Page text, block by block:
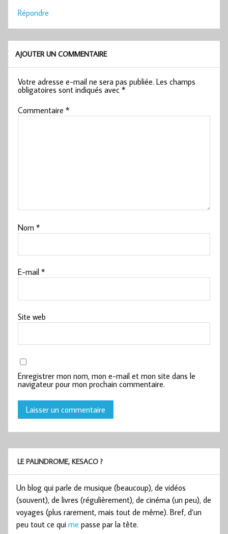
Répondre
AJOUTER UN COMMENTAIRE
Votre adresse e-mail ne sera pas publiée. Les champs
obligatoires sont indiqués avec*
Commentaire*
Nom*
E-mail*
Site web
Enregistrer mon nom, mon e-mail et mon site dans le
navigateur pour mon prochain commentaire.
LE PALINDROME, KESACO ?
Un blog qui parle de musique (beaucoup), de vidéos
(souvent), de livres (régulièrement), de cinéma (un peu), de
voyages (plus rarement, mais tout de même). Bref, d’un
peu tout ce qui me passe par la tête.